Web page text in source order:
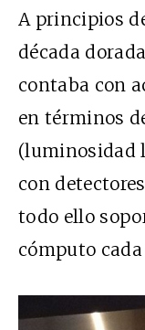
A principios
década
contaba con
en términos
(luminosidad
con
todo ello
cómputo